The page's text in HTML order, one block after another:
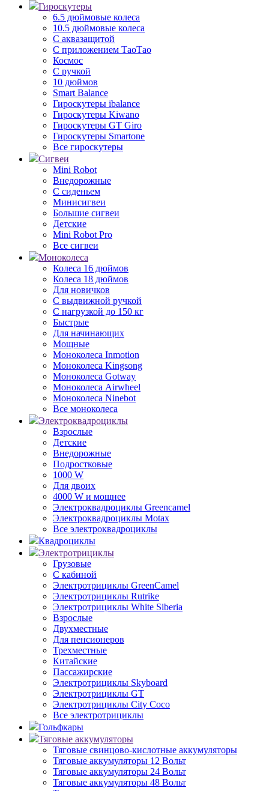
Гироскутеры
6.5 дюймовые колеса
10.5 дюймовые колеса
С аквазащитой
С приложением ТаоТао
Космос
С ручкой
10 дюймов
Smart Balance
Гироскутеры ibalance
Гироскутеры Kiwano
Гироскутеры GT Giro
Гироскутеры Smartone
Все гироскутеры
Сигвеи
Mini Robot
Внедорожные
С сиденьем
Минисигвеи
Большие сигвеи
Детские
Mini Robot Pro
Все сигвеи
Моноколеса
Колеса 16 дюймов
Колеса 18 дюймов
Для новичков
С выдвижной ручкой
С нагрузкой до 150 кг
Быстрые
Для начинающих
Мощные
Моноколеса Inmotion
Моноколеса Kingsong
Моноколеса Gotway
Моноколеса Airwheel
Моноколеса Ninebot
Все моноколеса
Электроквадроциклы
Взрослые
Детские
Внедорожные
Подростковые
1000 W
Для двоих
4000 W и мощнее
Электроквадроциклы Greencamel
Электроквадроциклы Motax
Все электроквадроциклы
Квадроциклы
Электротрициклы
Грузовые
С кабиной
Электротрициклы GreenCamel
Электротрициклы Rutrike
Электротрициклы White Siberia
Взрослые
Двухместные
Для пенсионеров
Трехместные
Китайские
Пассажирские
Электротрициклы Skyboard
Электротрициклы GT
Электротрициклы City Coco
Все электротрициклы
Гольфкары
Тяговые аккумуляторы
Тяговые свинцово-кислотные аккумуляторы
Тяговые аккумуляторы 12 Вольт
Тяговые аккумуляторы 24 Вольт
Тяговые аккумуляторы 48 Вольт